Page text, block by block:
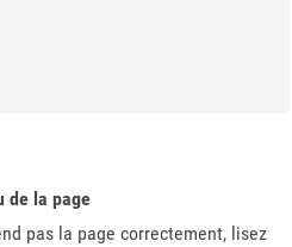
de la page
pas la page correctement, lisez